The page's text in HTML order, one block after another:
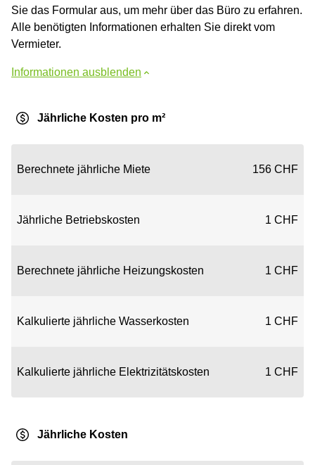
Sie das Formular aus, um mehr über das Büro zu erfahren.
Alle benötigten Informationen erhalten Sie direkt vom
Vermieter.
Informationen ausblenden
Jährliche Kosten pro m²
Berechnete jährliche Miete 156 CHF
Jährliche Betriebskosten 1 CHF
Berechnete jährliche Heizungskosten 1 CHF
Kalkulierte jährliche Wasserkosten 1 CHF
Kalkulierte jährliche Elektrizitätskosten 1 CHF
Jährliche Kosten